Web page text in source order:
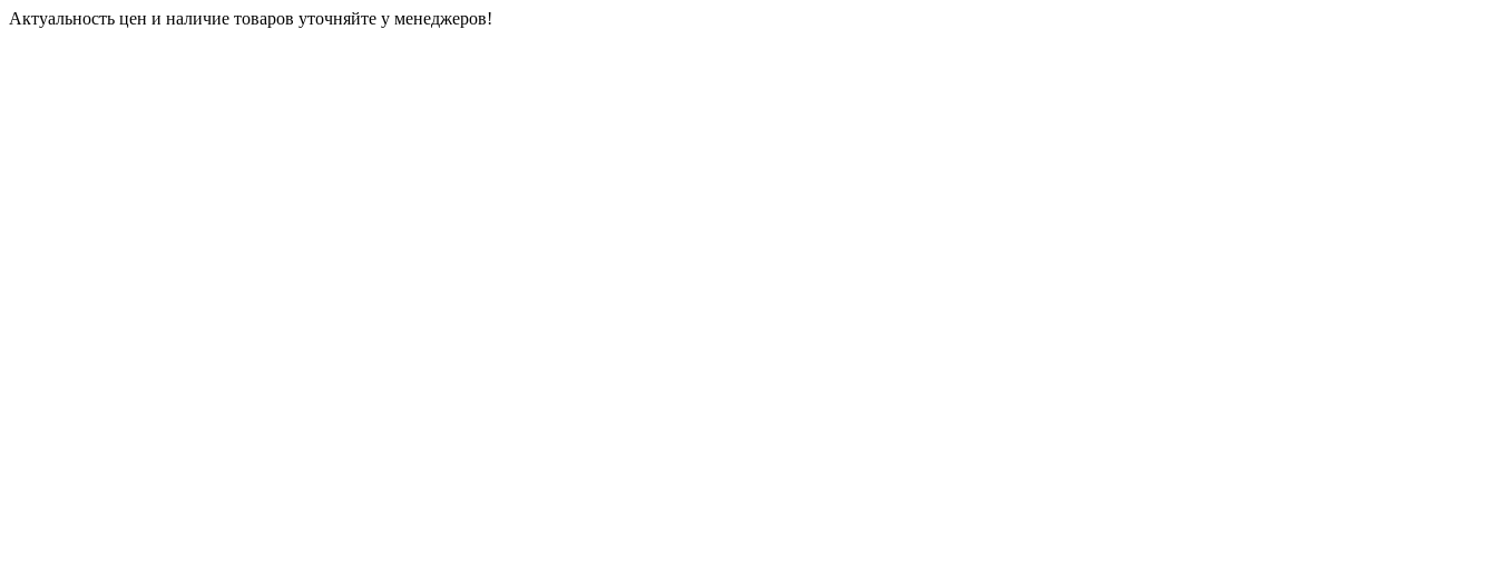
Актуальность цен и наличие товаров уточняйте у менеджеров!